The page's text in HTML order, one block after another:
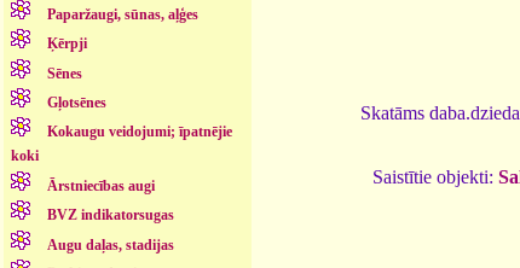
Paparžaugi, sūnas, aļģes
Ķērpji
Sēnes
Gļotsēnes
Kokaugu veidojumi; īpatnējie
koki
Ārstniecības augi
BVZ indikatorsugas
Augu daļas, stadijas
Skatāms
Saistītie objekti: